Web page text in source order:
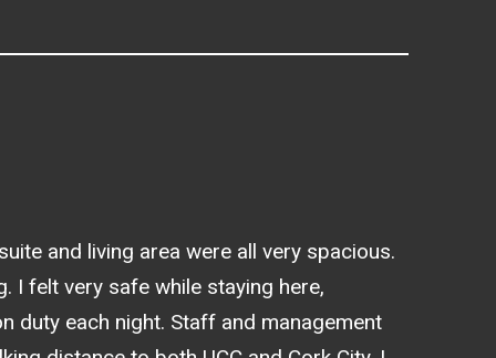
and living area were all very spacious.
I felt very safe while staying here,
duty each night. Staff and management